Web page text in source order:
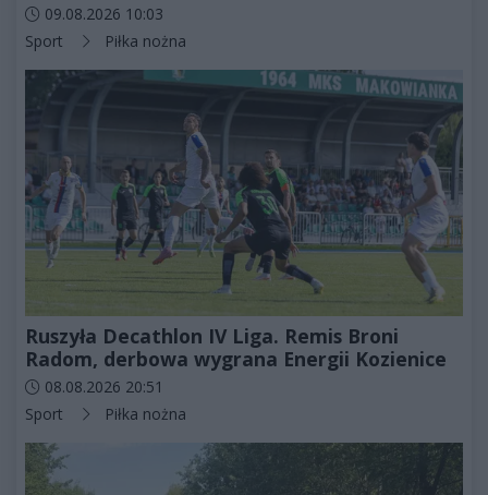
Data dodania artykułu:
09.08.2026 10:03
Kategorie artykułu:
Sport Piłka nożna
Ruszyła Decathlon IV Liga. Remis Broni
Radom, derbowa wygrana Energii Kozienice
Data dodania artykułu:
08.08.2026 20:51
Kategorie artykułu:
Sport Piłka nożna